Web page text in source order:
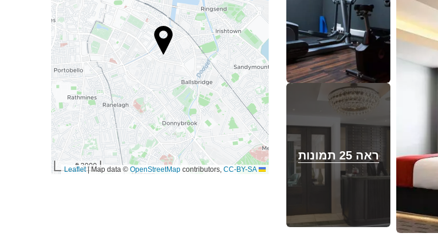
ראה 25 תמונות
3000 ft
|Map data © OpenStreetMap contributors, CC-BY-SA